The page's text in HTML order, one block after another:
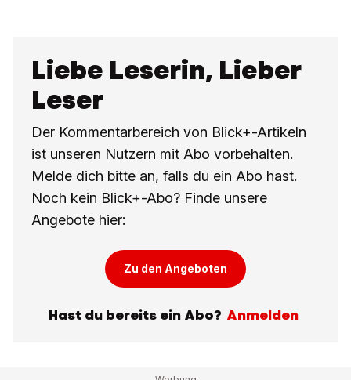
Liebe Leserin, Lieber
Leser
Der Kommentarbereich von Blick+-Artikeln
ist unseren Nutzern mit Abo vorbehalten.
Melde dich bitte an, falls du ein Abo hast.
Noch kein Blick+-Abo? Finde unsere
Angebote hier:
Zu den Angeboten
Hast du bereits ein Abo? Anmelden